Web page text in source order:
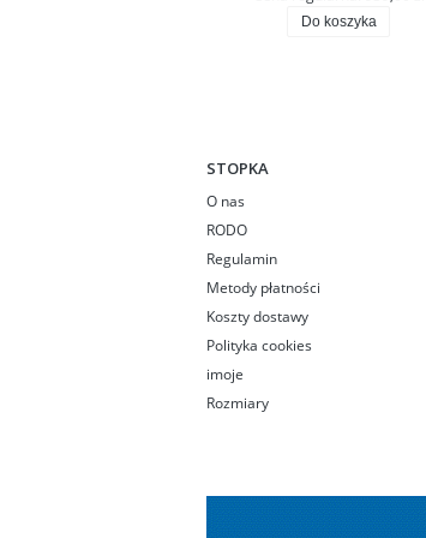
Do koszyka
STOPKA
O nas
RODO
Regulamin
Metody płatności
Koszty dostawy
Polityka cookies
imoje
Rozmiary